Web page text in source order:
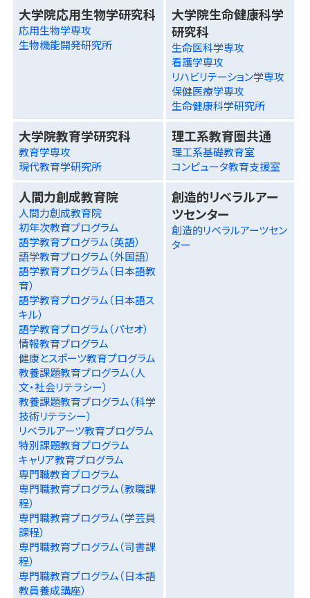
大学院応用生物学研究科
応用生物学専攻
生物機能開発研究所
大学院生命健康科学
研究科
生命医科学専攻
看護学専攻
リハビリテーション学専攻
保健医療学専攻
生命健康科学研究所
大学院教育学研究科
教育学専攻
現代教育学研究所
理工系教育圏共通
理工系基礎教育室
コンピュータ教育支援室
人間力創成教育院
人間力創成教育院
初年次教育プログラム
語学教育プログラム（英語）
語学教育プログラム（外国語）
語学教育プログラム（日本語教
育）
語学教育プログラム（日本語ス
キル）
語学教育プログラム（パセオ）
情報教育プログラム
健康とスポーツ教育プログラム
教養課題教育プログラム（人
文・社会リテラシー）
教養課題教育プログラム（科学
技術リテラシー）
リベラルアーツ教育プログラム
特別課題教育プログラム
キャリア教育プログラム
専門職教育プログラム
専門職教育プログラム（教職課
程）
専門職教育プログラム（学芸員
課程）
専門職教育プログラム（司書課
程）
専門職教育プログラム（日本語
教員養成講座）
創造的リベラルアー
ツセンター
創造的リベラルアーツセン
ター